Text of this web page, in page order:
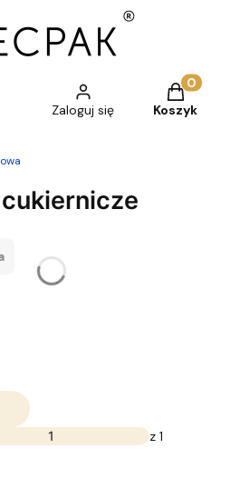
wyszukiwarkę
Zaloguj się
Produkty
Koszyk
z 1